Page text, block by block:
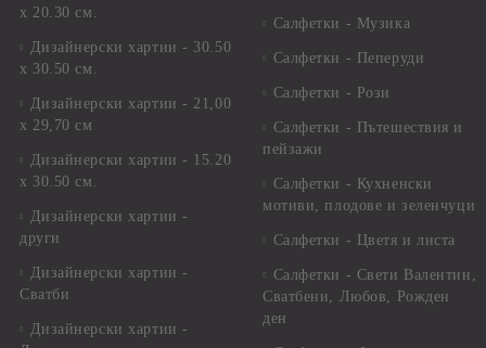
х 20.30 см.
Дизайнерски хартии - 30.50
х 30.50 см.
Дизайнерски хартии - 21,00
х 29,70 см
Дизайнерски хартии - 15.20
x 30.50 см.
Дизайнерски хартии -
други
Дизайнерски хартии -
Сватби
Дизайнерски хартии -
Салфетки - Музика
Салфетки - Пеперуди
Салфетки - Рози
Салфетки - Пътешествия и
пейзажи
Салфетки - Кухненски
мотиви, плодове и зеленчуци
Салфетки - Цветя и листа
Салфетки - Свети Валентин,
Сватбени, Любов, Рожден
ден